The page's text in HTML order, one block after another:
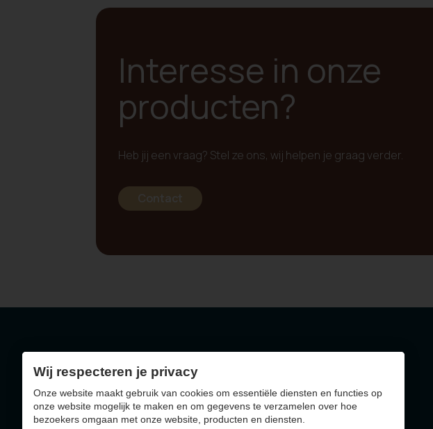
Interesse in onze
producten?
Heb jij een vraag? Stel ze ons, wij helpen je graag verder.
Contact
BE0403.788.036
Wij respecteren je privacy
Onze website maakt gebruik van cookies om essentiële diensten en functies op
onze website mogelijk te maken en om gegevens te verzamelen over hoe
bezoekers omgaan met onze website, producten en diensten.